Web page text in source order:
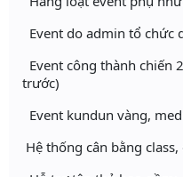
Event do admin tổ chức
Event công thành chiến
trước)
Event kundun vàng,
Hệ thống cân bằng